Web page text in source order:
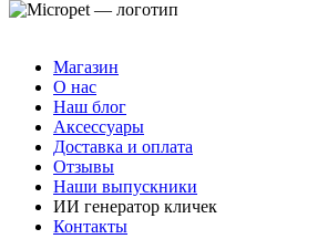
Магазин
О нас
Наш блог
Аксессуары
Доставка и оплата
Отзывы
Наши выпускники
ИИ генератор кличек
Контакты